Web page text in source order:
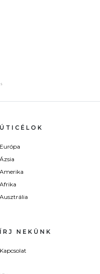
ÚTICÉLOK
Európa
Ázsia
Amerika
Afrika
Ausztrália
ÍRJ NEKÜNK
Kapcsolat